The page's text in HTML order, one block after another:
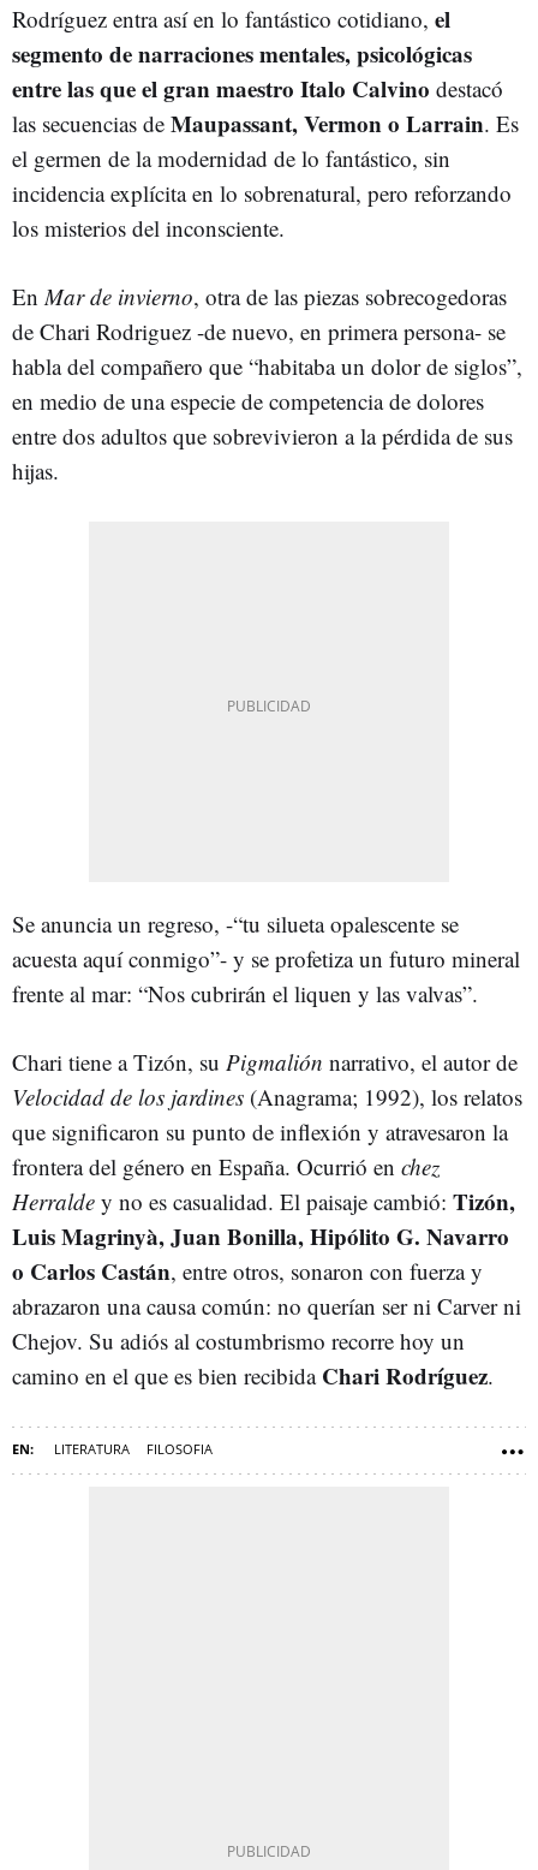
Rodríguez entra así en lo fantástico cotidiano, el
segmento de narraciones mentales, psicológicas
entre las que el gran maestro Italo Calvino destacó
las secuencias de Maupassant, Vermon o Larrain. Es
el germen de la modernidad de lo fantástico, sin
incidencia explícita en lo sobrenatural, pero reforzando
los misterios del inconsciente.
En Mar de invierno, otra de las piezas sobrecogedoras
de Chari Rodriguez -de nuevo, en primera persona- se
habla del compañero que “habitaba un dolor de siglos”,
en medio de una especie de competencia de dolores
entre dos adultos que sobrevivieron a la pérdida de sus
hijas.
Se anuncia un regreso, -“tu silueta opalescente se
acuesta aquí conmigo”- y se profetiza un futuro mineral
frente al mar: “Nos cubrirán el liquen y las valvas”.
Chari tiene a Tizón, su Pigmalión narrativo, el autor de
Velocidad de los jardines (Anagrama; 1992), los relatos
que significaron su punto de inflexión y atravesaron la
frontera del género en España. Ocurrió en chez
Herralde y no es casualidad. El paisaje cambió: Tizón,
Luis Magrinyà, Juan Bonilla, Hipólito G. Navarro
o Carlos Castán, entre otros, sonaron con fuerza y
abrazaron una causa común: no querían ser ni Carver ni
Chejov. Su adiós al costumbrismo recorre hoy un
camino en el que es bien recibida Chari Rodríguez.
LITERATURA FILOSOFIA